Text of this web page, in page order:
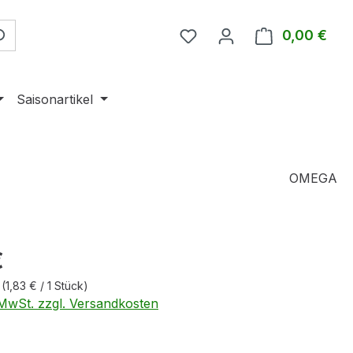
0,00 €
Saisonartikel
OMEGA
(1,83 € / 1 Stück)
zzgl. Versandkosten